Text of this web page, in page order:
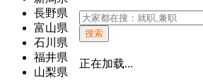
長野県
富山県
石川県
福井県
山梨県
搜索
正在加载...